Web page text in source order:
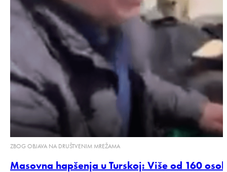
ZBOG OBJAVA NA DRUŠTVENIM MREŽAMA
Masovna hapšenja u Turskoj: Više od 160